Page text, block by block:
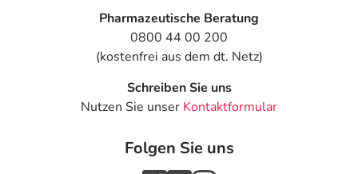
Erkenntnissen abgeraten. Eventuell ist ein Abstillen in
Erwägung zu ziehen.
Ist Ihnen das Arzneimittel trotz einer Gegenanzeige
verordnet worden, sprechen Sie mit Ihrem Arzt oder
Apotheker. Der therapeutische Nutzen kann höher sein,
Gegenanzeige in sich birgt.
Pharmazeutische Beratung
0800 44 00 200
(kostenfrei aus dem dt. Netz)
Schreiben Sie uns
Nutzen Sie unser Kontaktformular
Folgen Sie uns